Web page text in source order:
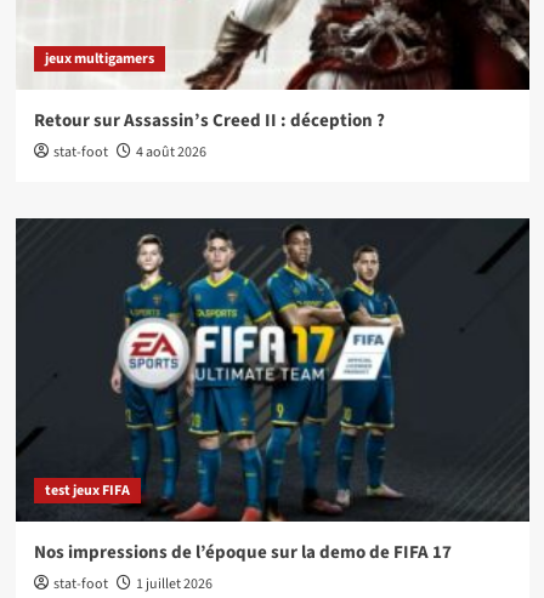
jeux multigamers
Retour sur Assassin’s Creed II : déception ?
stat-foot 4 août 2026
test jeux FIFA
Nos impressions de l’époque sur la demo de FIFA 17
stat-foot 1 juillet 2026